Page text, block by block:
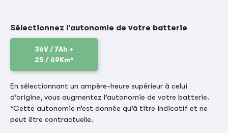
Sélectionnez l'autonomie de votre batterie
36V / 7Ah +
25 / 69Km*
En sélectionnant un ampère-heure supérieur à celui
d’origine, vous augmentez l’autonomie de votre batterie.
*Cette autonomie n’est donnée qu’à titre indicatif et ne
peut être contractuelle.